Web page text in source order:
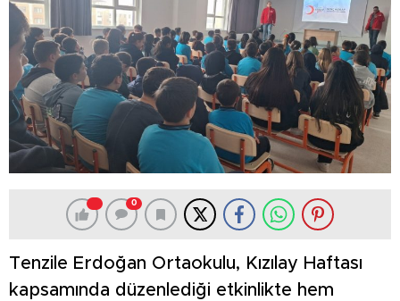
0
Tenzile Erdoğan Ortaokulu, Kızılay Haftası
kapsamında düzenlediği etkinlikte hem